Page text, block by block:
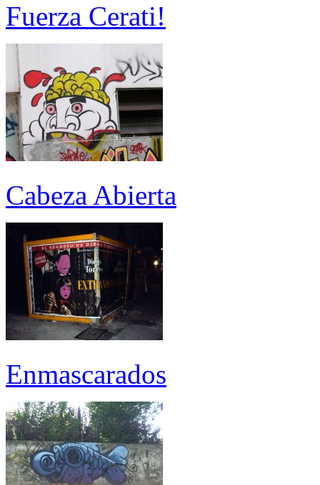
Fuerza Cerati!
Cabeza Abierta
Enmascarados